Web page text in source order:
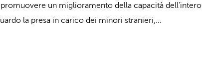
un miglioramento della capacità dell’intero
la presa in carico dei minori stranieri,…